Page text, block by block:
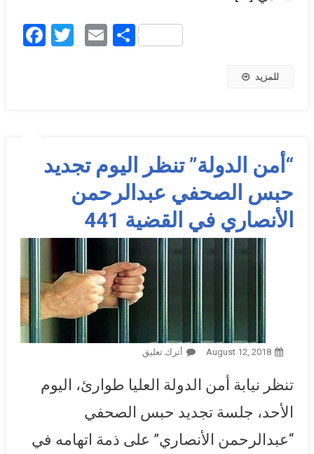
Facebook
Twitter
EmailShare
للمزيد
“أمن الدولة” تنظر اليوم تجديد
حبس الصحفي عبدالرحمن
الأنصاري في القضية 441
August 12, 2018 أترك تعليق
الأنصاري في القضية 441
تنظر نيابة أمن الدولة العليا طوارئ، اليوم
الأحد، جلسة تجديد حبس الصحفي
“عبدالرحمن الأنصاري” على ذمة اتهامه في